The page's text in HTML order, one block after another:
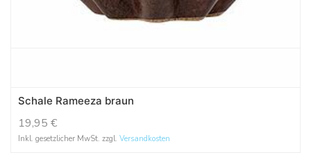
Schale Rameeza braun
19,95 €
Inkl. gesetzlicher MwSt. zzgl. Versandkosten